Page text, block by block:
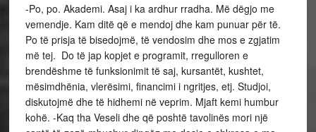
-Po, po. Akademi. Asaj i ka ardhur rradha. Më dëgjo me
vemendje. Kam ditë që e mendoj dhe kam punuar për të.
Po të prisja të bisedojmë, të vendosim dhe mos e zgjatim
më tej. Do të jap kopjet e programit, rregulloren e
brendëshme të funksionimit të saj, kursantët, kushtet,
mësimdhënia, vlerësimi, financimi i ngritjes, etj. Studjoi,
diskutojmë dhe të hidhemi në veprim. Mjaft kemi humbur
kohë. -Kaq tha Veseli dhe që poshtë tavolinës mori një